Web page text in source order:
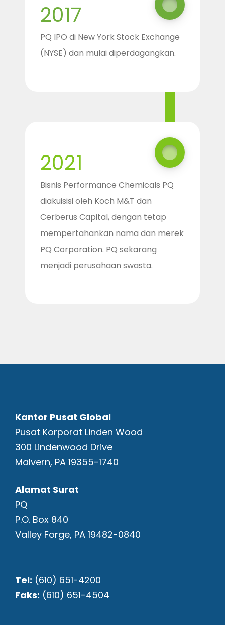
2017
PQ IPO di New York Stock Exchange
(NYSE) dan mulai diperdagangkan.
2021
Bisnis Performance Chemicals PQ
diakuisisi oleh Koch M&T dan
Cerberus Capital, dengan tetap
mempertahankan nama dan merek
PQ Corporation. PQ sekarang
menjadi perusahaan swasta.
Kantor Pusat Global
Pusat Korporat Linden Wood
300 Lindenwood Drive
Malvern, PA 19355-1740
Alamat Surat
PQ
P.O. Box 840
Valley Forge, PA 19482-0840
Tel: (610) 651-4200
Faks: (610) 651-4504